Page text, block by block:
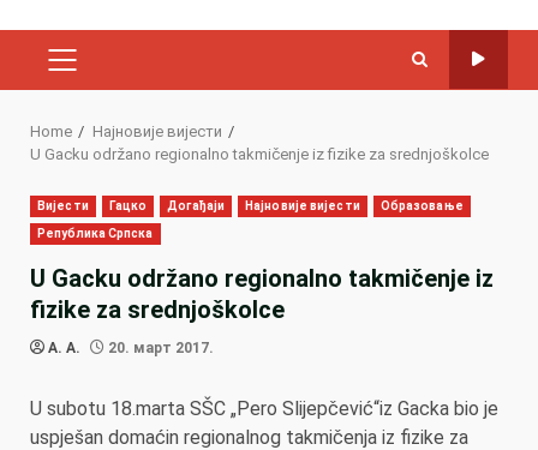
PRIMARY
Home
Најновије вијести
U Gacku održano regionalno takmičenje iz fizike za srednjoškolce
Вијести Гацко Догађаји Најновије вијести Образовање
Република Српска
U Gacku održano regionalno takmičenje iz
fizike za srednjoškolce
A. A. 20. март 2017.
U subotu 18.marta SŠC „Pero Slijepčević“iz Gacka bio je
uspješan domaćin regionalnog takmičenja iz fizike za